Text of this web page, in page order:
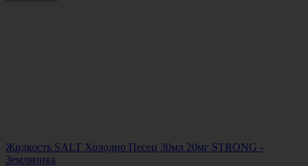
Жидкость SALT Холодно Песец 30мл 20мг STRONG -
Земляника